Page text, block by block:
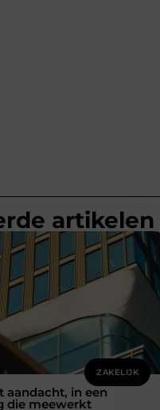
artikelen
ZAKELIJK
aandacht, in een
die meewerkt